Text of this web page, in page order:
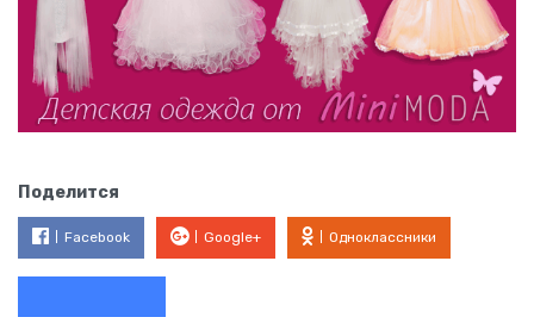
Поделится
Facebook Google+ Одноклассники